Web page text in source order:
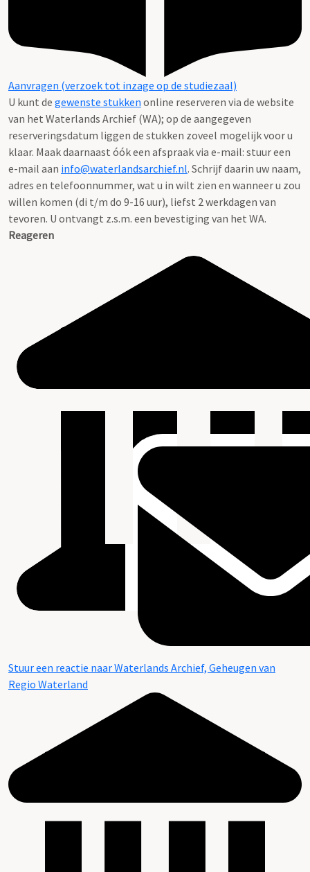
Aanvragen (verzoek tot inzage op de studiezaal)
U kunt de gewenste stukken online reserveren via de website
van het Waterlands Archief (WA); op de aangegeven
reserveringsdatum liggen de stukken zoveel mogelijk voor u
klaar. Maak daarnaast óók een afspraak via e-mail: stuur een
e-mail aan info@waterlandsarchief.nl. Schrijf daarin uw naam,
adres en telefoonnummer, wat u in wilt zien en wanneer u zou
willen komen (di t/m do 9-16 uur), liefst 2 werkdagen van
tevoren. U ontvangt z.s.m. een bevestiging van het WA.
Reageren
Stuur een reactie naar Waterlands Archief, Geheugen van
Regio Waterland